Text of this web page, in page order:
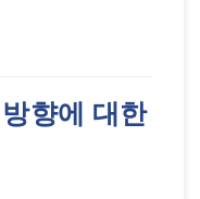
향에 대한